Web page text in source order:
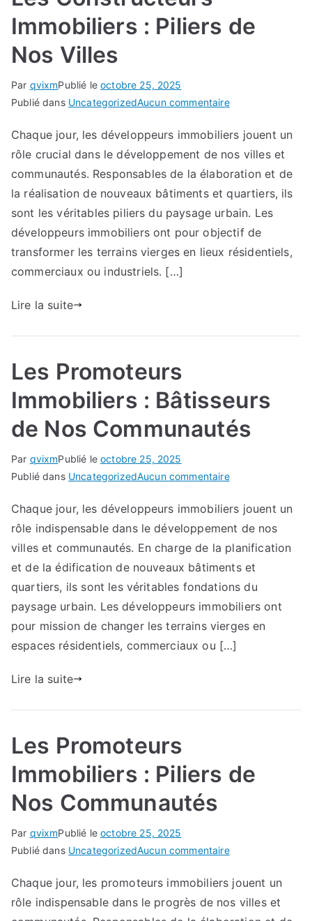
Immobiliers : Piliers de
Nos Villes
Par qvixmPublié leoctobre 25, 2025
Publié dans UncategorizedAucun commentairesur
Constructeurs
Immobiliers
:
Piliers
de
Villes
Chaque jour, les développeurs immobiliers jouent un
rôle crucial dans le développement de nos villes et
communautés. Responsables de la élaboration et de
la réalisation de nouveaux bâtiments et quartiers, ils
sont les véritables piliers du paysage urbain. Les
développeurs immobiliers ont pour objectif de
transformer les terrains vierges en lieux résidentiels,
commerciaux ou industriels. […]
Lire la suite
Les Promoteurs
Immobiliers : Bâtisseurs
de Nos Communautés
Par qvixmPublié leoctobre 25, 2025
Publié dans UncategorizedAucun commentairesur
Promoteurs
Immobiliers
:
Bâtisseurs
Communautés
Chaque jour, les développeurs immobiliers jouent un
rôle indispensable dans le développement de nos
villes et communautés. En charge de la planification
et de la édification de nouveaux bâtiments et
quartiers, ils sont les véritables fondations du
paysage urbain. Les développeurs immobiliers ont
pour mission de changer les terrains vierges en
espaces résidentiels, commerciaux ou […]
Lire la suite
Les Promoteurs
Immobiliers : Piliers de
Nos Communautés
Par qvixmPublié leoctobre 25, 2025
Publié dans UncategorizedAucun commentairesur
Promoteurs
Immobiliers
Chaque jour, les promoteurs immobiliers jouent un
rôle indispensable dans le progrès de nos villes et